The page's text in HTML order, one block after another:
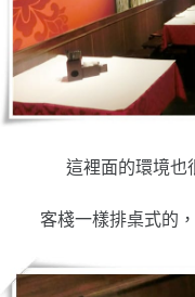
這裡面的環境也
客棧一樣排桌式的